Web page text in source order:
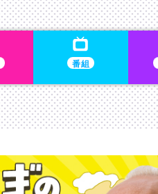
番組